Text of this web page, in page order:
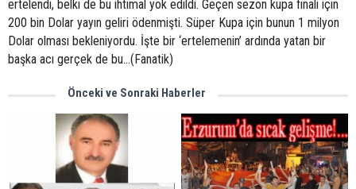
ertelendi, belki de bu ihtimal yok edildi. Geçen sezon kupa finali için
200 bin Dolar yayın geliri ödenmişti. Süper Kupa için bunun 1 milyon
Dolar olması bekleniyordu. İşte bir ‘ertelemenin’ ardında yatan bir
başka acı gerçek de bu...(Fanatik)
Önceki ve Sonraki Haberler